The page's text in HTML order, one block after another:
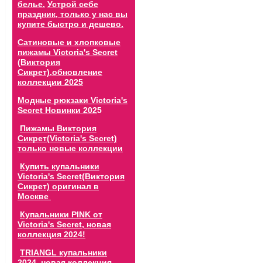
белье. Устрой себе
праздник, только у нас вы
купите быстро и дешево.
Сатиновые и хлопковые
пижамы Victoria's Secret
(Виктория
Сикрет),обновление
коллекции 2025
Модные рюкзаки Victoria's
Secret Новинки 2025
Пижамы Виктория
Сикрет(Victoria's Secret)
только новые коллекции
Купить купальники
Victoria's Secret(Виктория
Сикрет) оригинал в
Москве
Купальники PINK от
Victoria's Secret, новая
коллекция 2024!
TRIANGL купальники